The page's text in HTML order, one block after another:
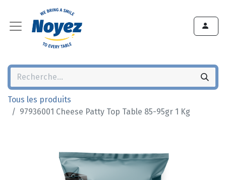
Tous les produits
97936001 Cheese Patty Top Table 85-95gr 1 Kg